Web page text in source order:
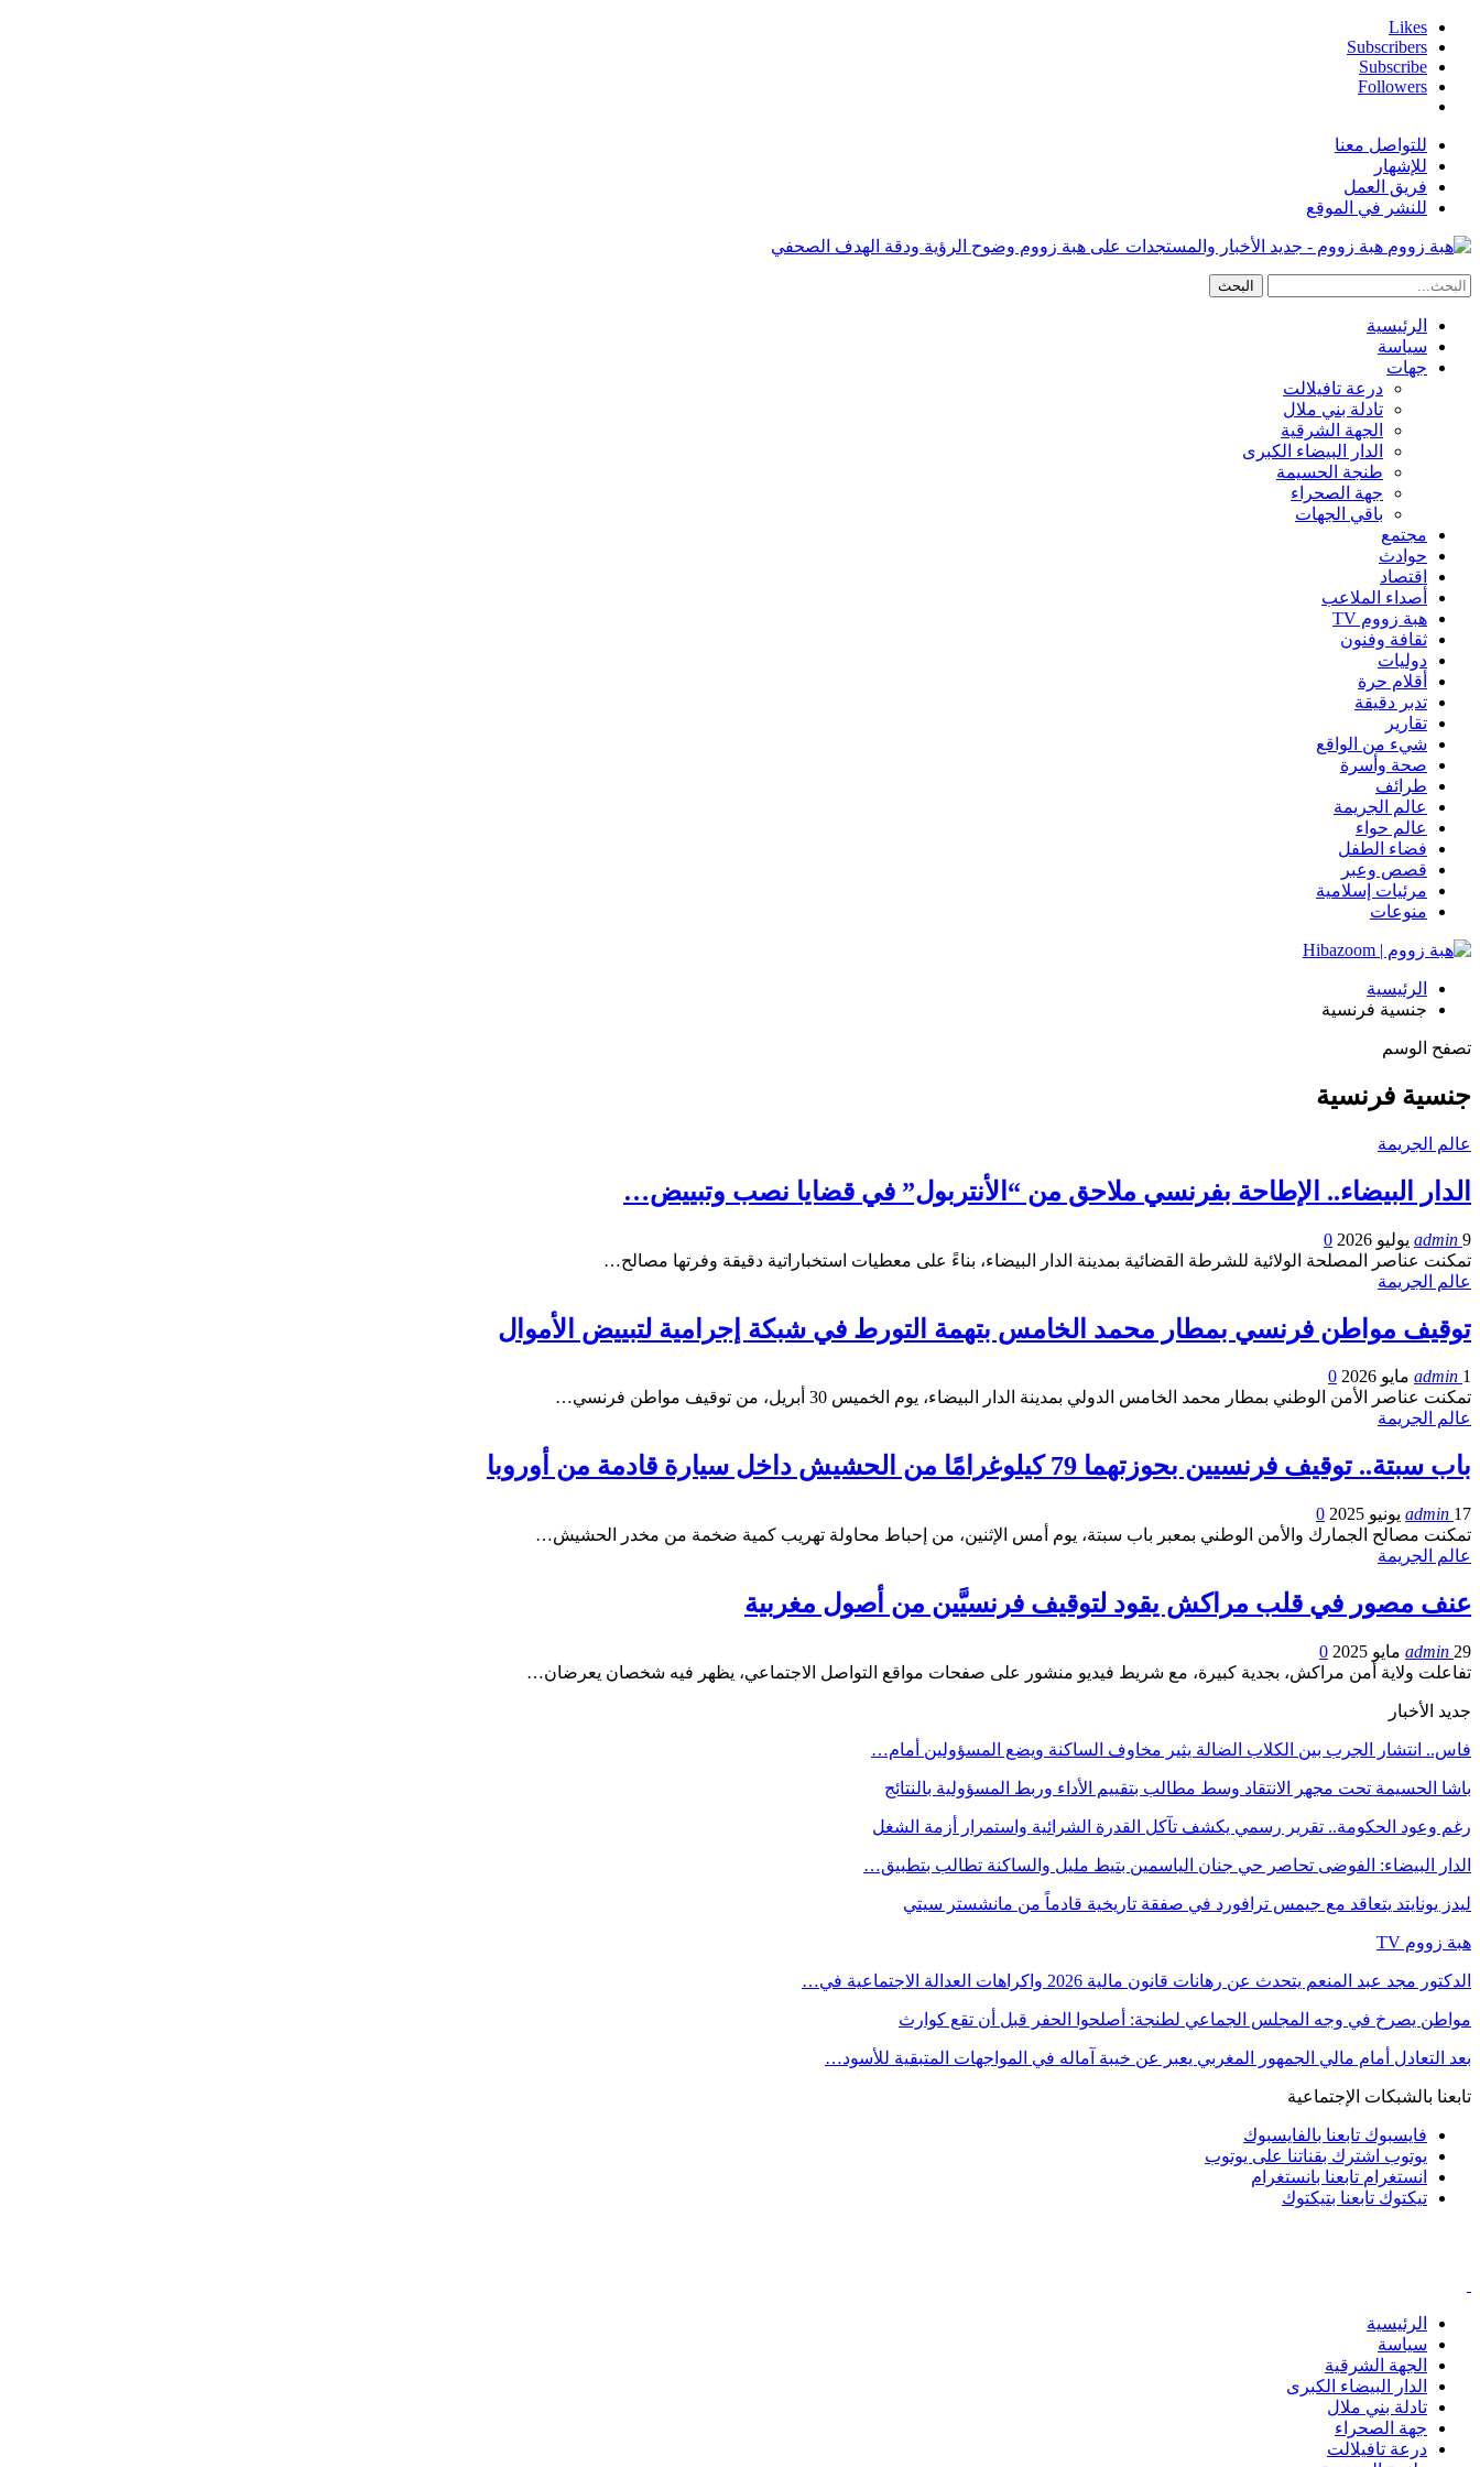
Likes
Subscribers
Subscribe
Followers
للتواصل معنا
للإشهار
فريق العمل
للنشر في الموقع
هبة زووم - جديد الأخبار والمستجدات على هبة زووم وضوح الرؤية ودقة الهدف الصحفي
الرئيسية
سياسة
جهات
درعة تافيلالت
تادلة بني ملال
الجهة الشرقية
الدار البيضاء الكبرى
طنجة الحسيمة
جهة الصحراء
باقي الجهات
مجتمع
حوادث
اقتصاد
أصداء الملاعب
هبة زووم TV
ثقافة وفنون
دوليات
أقلام حرة
تدبر دقيقة
تقارير
شيء من الواقع
صحة وأسرة
طرائف
عالم الجريمة
عالم حواء
فضاء الطفل
قصص وعبر
مرئيات إسلامية
منوعات
الرئيسية
جنسية فرنسية
تصفح الوسم
جنسية فرنسية
عالم الجريمة
الدار البيضاء.. الإطاحة بفرنسي ملاحق من “الأنتربول” في قضايا نصب وتبييض…
admin 9 يوليو 2026
0
تمكنت عناصر المصلحة الولائية للشرطة القضائية بمدينة الدار البيضاء، بناءً على معطيات استخباراتية دقيقة وفرتها مصالح…
عالم الجريمة
توقيف مواطن فرنسي بمطار محمد الخامس بتهمة التورط في شبكة إجرامية لتبييض الأموال
admin 1 مايو 2026
0
تمكنت عناصر الأمن الوطني بمطار محمد الخامس الدولي بمدينة الدار البيضاء، يوم الخميس 30 أبريل، من توقيف مواطن فرنسي…
عالم الجريمة
باب سبتة.. توقيف فرنسيين بحوزتهما 79 كيلوغرامًا من الحشيش داخل سيارة قادمة من أوروبا
admin 17 يونيو 2025
0
تمكنت مصالح الجمارك والأمن الوطني بمعبر باب سبتة، يوم أمس الإثنين، من إحباط محاولة تهريب كمية ضخمة من مخدر الحشيش…
عالم الجريمة
عنف مصور في قلب مراكش يقود لتوقيف فرنسيَّين من أصول مغربية
admin 29 مايو 2025
0
تفاعلت ولاية أمن مراكش، بجدية كبيرة، مع شريط فيديو منشور على صفحات مواقع التواصل الاجتماعي، يظهر فيه شخصان يعرضان…
جديد الأخبار
فاس.. انتشار الجرب بين الكلاب الضالة يثير مخاوف الساكنة ويضع المسؤولين أمام…
باشا الحسيمة تحت مجهر الانتقاد وسط مطالب بتقييم الأداء وربط المسؤولية بالنتائج
رغم وعود الحكومة.. تقرير رسمي يكشف تآكل القدرة الشرائية واستمرار أزمة الشغل
الدار البيضاء: الفوضى تحاصر حي جنان الياسمين بتيط مليل والساكنة تطالب بتطبيق…
ليدز يونايتد يتعاقد مع جيمس ترافورد في صفقة تاريخية قادماً من مانشستر سيتي
هبة زووم TV
الدكتور مجد عبد المنعم يتحدث عن رهانات قانون مالية 2026 واكراهات العدالة الاجتماعية في…
مواطن يصرخ في وجه المجلس الجماعي لطنجة: أصلحوا الحفر قبل أن تقع كوارث
بعد التعادل أمام مالي الجمهور المغربي يعبر عن خيبة آماله في المواجهات المتبقية للأسود…
تابعنا بالشبكات الإجتماعية
فايسبوك تابعنا بالفايسبوك
يوتوب اشترك بقناتنا على يوتوب
انستغرام تابعنا بانستغرام
تيكتوك تابعنا بتيكتوك
الرئيسية
سياسة
الجهة الشرقية
الدار البيضاء الكبرى
تادلة بني ملال
جهة الصحراء
درعة تافيلالت